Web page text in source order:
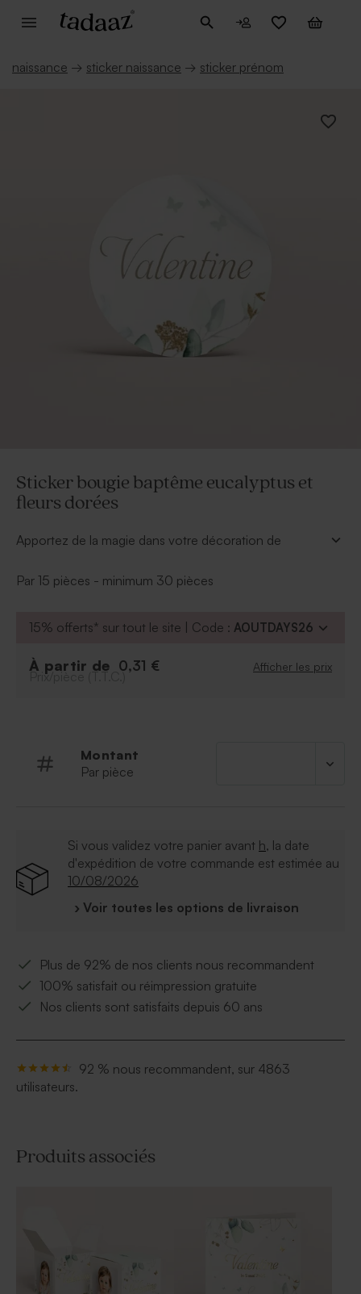
naissance → sticker naissance → sticker prénom
Sticker bougie baptême eucalyptus et
fleurs dorées
Apportez de la magie dans votre décoration de
bougie baptême eucalyptus et fleurs dorées. Vos
Personnalisez le sticker baptême avec le prénom de
pourront repartir avec la bougie comme souvenir
sur la page.
Ce sticker de 3,7cm peut être apposés sur plein de
Par 15 pièces - minimum 30 pièces
15% offerts* sur tout le site | Code : AOUTDAYS26
À partir de 0,31 € Afficher les prix
Prix/pièce (T.T.C.)
Montant
Par pièce
Si vous validez votre panier avant h, la date
d'expédition de votre commande est estimée au
10/08/2026
› Voir toutes les options de livraison
Plus de 92% de nos clients nous recommandent
100% satisfait ou réimpression gratuite
Nos clients sont satisfaits depuis 60 ans
92 % nous recommandent, sur 4863
utilisateurs.
Produits associés